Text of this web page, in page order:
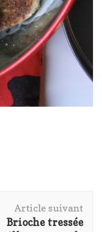
Article suivant
Brioche tressée